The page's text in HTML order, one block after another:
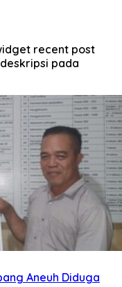
recent post
pada
Aneuh Diduga